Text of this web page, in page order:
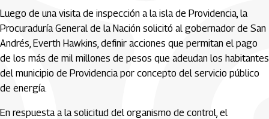
Luego de una visita de inspección a la isla de Providencia, la
Procuraduría General de la Nación solicitó al gobernador de San
Andrés, Everth Hawkins, definir acciones que permitan el pago
de los más de mil millones de pesos que adeudan los habitantes
del municipio de Providencia por concepto del servicio público
de energía.
En respuesta a la solicitud del organismo de control, el